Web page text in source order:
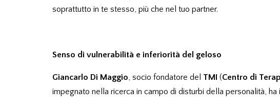
soprattutto in te stesso, più che nel tuo partner.
Senso di vulnerabilità e inferiorità del geloso
Giancarlo Di Maggio, socio fondatore del TMI (Centro di
impegnato nella ricerca in campo di disturbi della personalità, ha